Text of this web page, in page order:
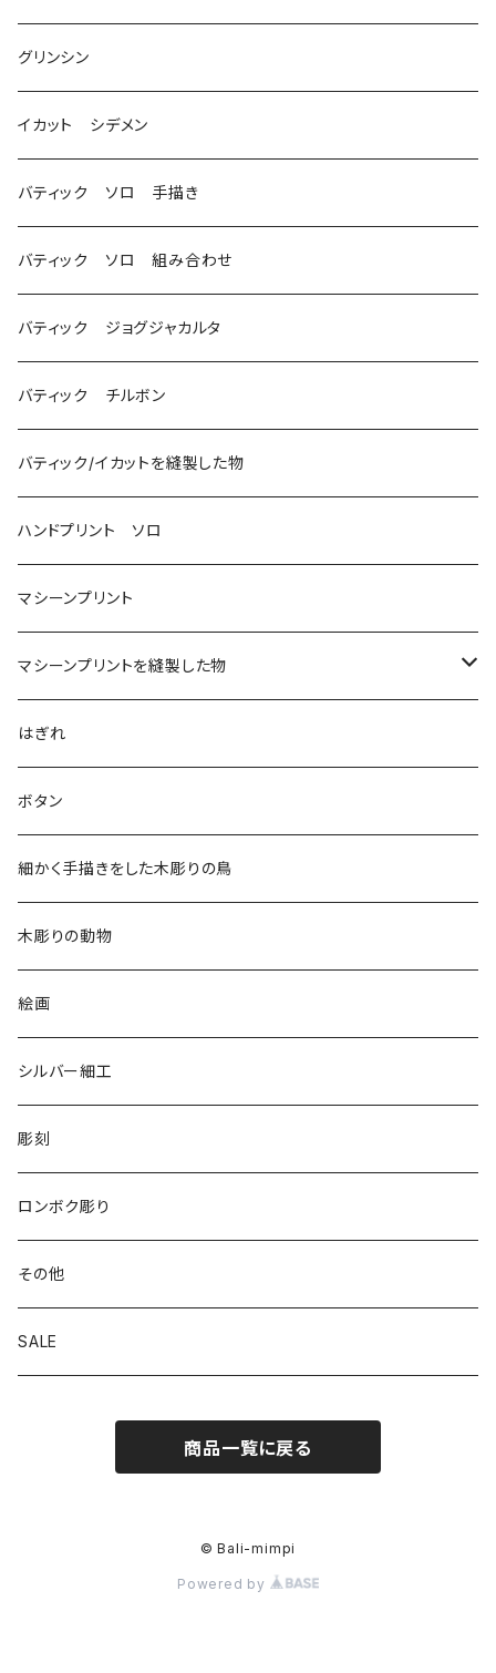
グリンシン
イカット シデメン
バティック ソロ 手描き
バティック ソロ 組み合わせ
バティック ジョグジャカルタ
バティック チルボン
バティック/イカットを縫製した物
ハンドプリント ソロ
マシーンプリント
マシーンプリントを縫製した物
アロハシャツ
2018
2019
ドレスシャツ
チュニック
リバーシブル 帽子
リバーシブル エコバッグ
はぎれ
ボタン
細かく手描きをした木彫りの鳥
木彫りの動物
絵画
シルバー細工
彫刻
ロンボク彫り
その他
SALE
商品一覧に戻る
© Bali-mimpi
Powered by